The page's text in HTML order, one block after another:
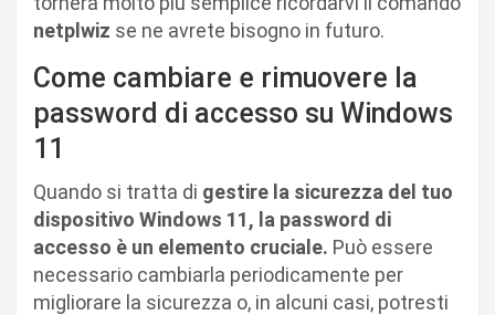
netplwiz se ne avrete bisogno in futuro.
Come cambiare e rimuovere la
password di accesso su Windows
11
Quando si tratta di gestire la sicurezza del tuo
dispositivo Windows 11, la password di
accesso è un elemento cruciale. Può essere
necessario cambiarla periodicamente per
migliorare la sicurezza o, in alcuni casi, potresti